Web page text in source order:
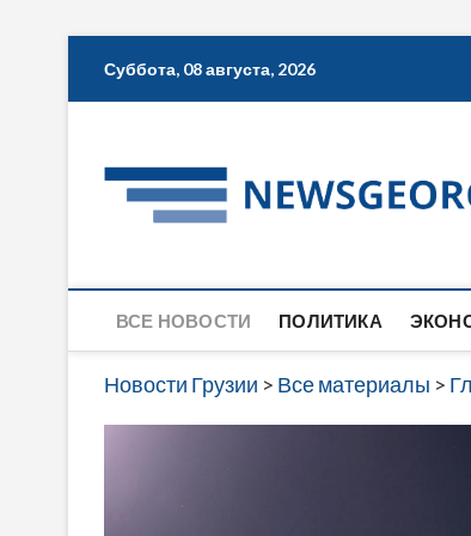
Суббота, 08 августа, 2026
ВСЕ НОВОСТИ ПОЛИТИКА
Новости Грузии > Все материалы >